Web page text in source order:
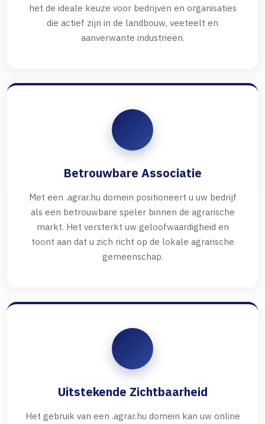
het de ideale keuze voor bedrijven en organisaties
die actief zijn in de landbouw, veeteelt en
aanverwante industrieën.
Betrouwbare Associatie
Met een .agrar.hu domein positioneert u uw bedrijf
als een betrouwbare speler binnen de agrarische
markt. Het versterkt uw geloofwaardigheid en
toont aan dat u zich richt op de lokale agrarische
gemeenschap.
Uitstekende Zichtbaarheid
Het gebruik van een .agrar.hu domein kan uw online